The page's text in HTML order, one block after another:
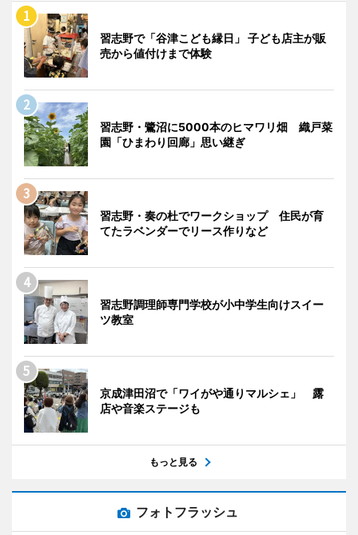
習志野で「谷津こども縁日」 子ども店主が販
売から値付けまで体験
習志野・鷺沼に5000本のヒマワリ畑 織戸菜
園「ひまわり回廊」思い継ぎ
習志野・奏の杜でワークショップ 住民が育
てたラベンダーでリース作りなど
習志野調理師専門学校が小中学生向けスイー
ツ教室
京成津田沼で「ワイがや通りマルシェ」 露
店や音楽ステージも
もっと見る
フォトフラッシュ